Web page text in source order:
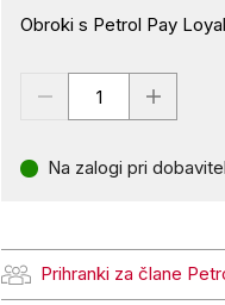
Obroki s Petrol Pay
Na zalogi pri
Prihranki za člane
Prihranki za člane Petrol